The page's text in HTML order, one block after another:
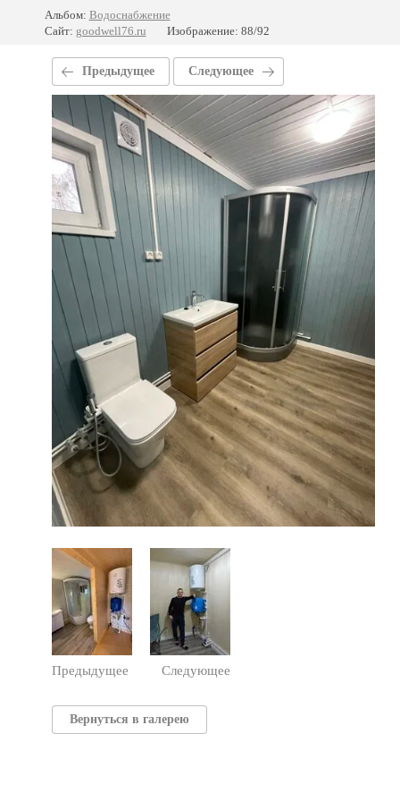
Альбом: Водоснабжение
Сайт: goodwell76.ru Изображение: 88/92
Предыдущее Следующее
Предыдущее Следующее
Вернуться в галерею